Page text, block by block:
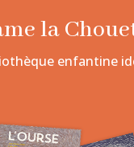
la
enfantine